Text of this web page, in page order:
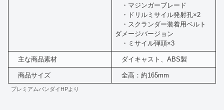
・マジンガーブレード
・ドリルミサイル発射孔×2
・スクランダー装着用ベルト
ダメージバージョン
・ミサイル弾頭×3
主な商品素材 ダイキャスト、ABS製
商品サイズ 全高：約165mm
プレミアムバンダイHPより